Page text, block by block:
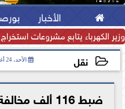
 الأخبار
النقدي يرتفع إلى...
وزير الكهرباء يتابع مشروعات
نقل الأحد، 24 أغسطس 2025
2025-08-24 14:25:29
ضبط 116 ألف